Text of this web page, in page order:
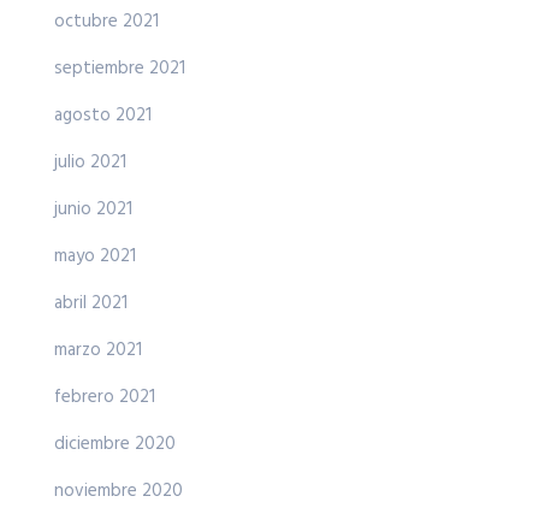
octubre 2021
septiembre 2021
agosto 2021
julio 2021
junio 2021
mayo 2021
abril 2021
marzo 2021
febrero 2021
diciembre 2020
noviembre 2020